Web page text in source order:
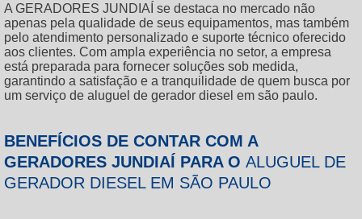
A GERADORES JUNDIAÍ se destaca no mercado não
apenas pela qualidade de seus equipamentos, mas também
pelo atendimento personalizado e suporte técnico oferecido
aos clientes. Com ampla experiência no setor, a empresa
está preparada para fornecer soluções sob medida,
garantindo a satisfação e a tranquilidade de quem busca por
um serviço de aluguel de gerador diesel em são paulo.
BENEFÍCIOS DE CONTAR COM A
GERADORES JUNDIAÍ PARA O ALUGUEL DE
GERADOR DIESEL EM SÃO PAULO